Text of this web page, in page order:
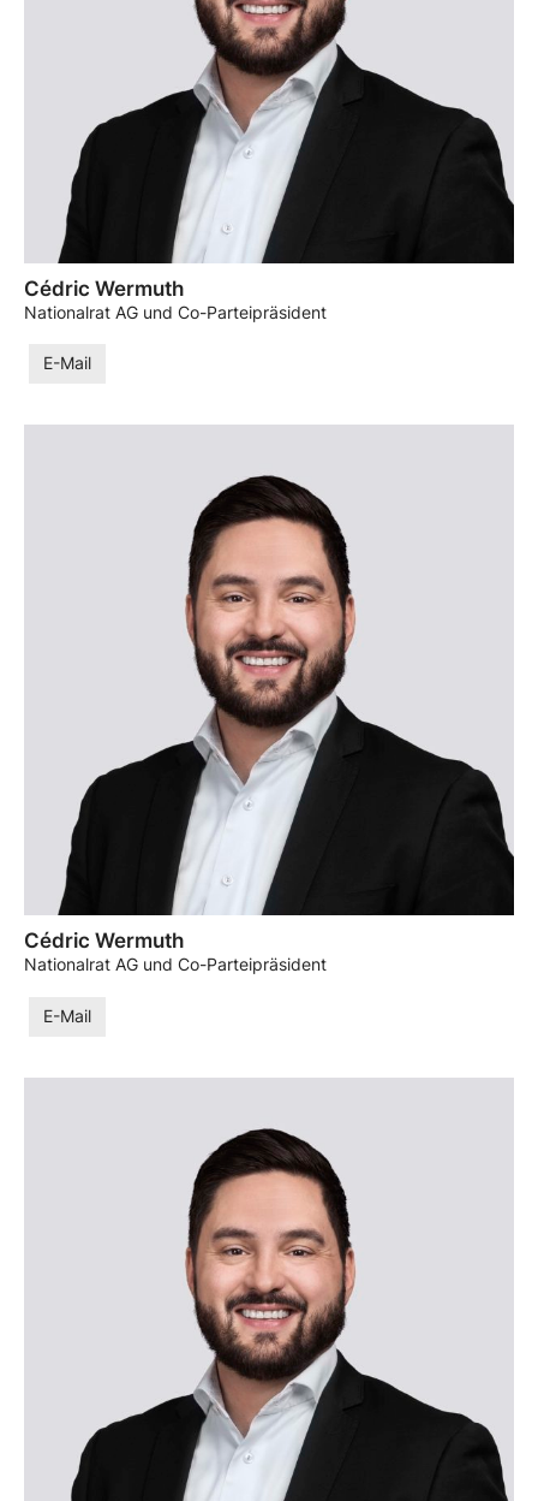
Cédric Wermuth
Nationalrat AG und Co-Parteipräsident
E-Mail
Cédric Wermuth
Nationalrat AG und Co-Parteipräsident
E-Mail